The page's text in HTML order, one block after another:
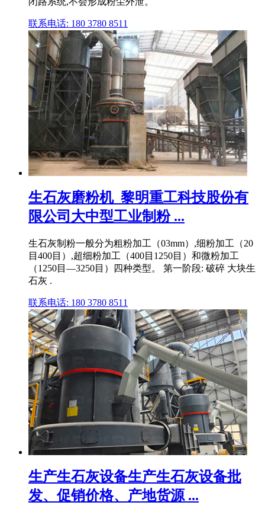
联系电话: 180 3780 8511
生石灰磨粉机_黎明重工科技股份有
限公司大中型工业制粉 ...
生石灰制粉一般分为粗粉加工（03mm）,细粉加工（20
目400目）,超细粉加工（400目1250目）和微粉加工
（1250目—3250目）四种类型。 第一阶段: 破碎 大块生
石灰 .
联系电话: 180 3780 8511
生产生石灰设备生产生石灰设备批
发、促销价格、产地货源 ...